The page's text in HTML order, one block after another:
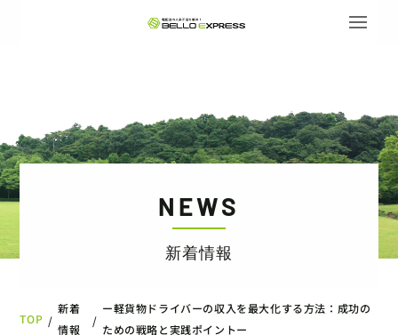
NEWS
新着情報
TOP /
新着
情報
/
ー軽貨物ドライバーの収入を最大化する方法：成功の
ための戦略と実践ポイントー